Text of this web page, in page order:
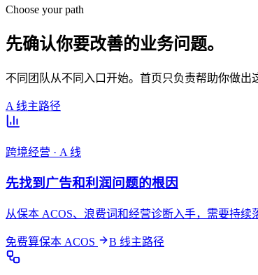
Choose your path
先确认你要改善的业务问题。
不同团队从不同入口开始。首页只负责帮助你做出
A 线主路径
跨境经营 · A 线
先找到广告和利润问题的根因
从保本 ACOS、浪费词和经营诊断入手，需要持续
免费算保本 ACOS B 线主路径